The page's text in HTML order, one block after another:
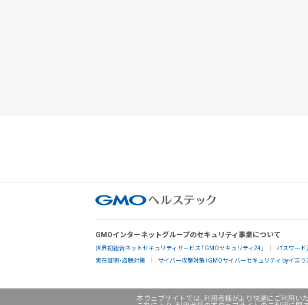
本ウェブサイトでは、利用者様がより快適にご利用い
GMOインターネットグループのセキュリティ事業について
世界初総合ネットセキュリティサービス「GMOセキュリティ24」 パスワード
実在証明・盗聴対策 サイバー攻撃対策（GMOサイバーセキュリティ byイエラ